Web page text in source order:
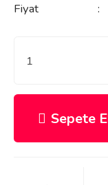
Fiyat
Sepete